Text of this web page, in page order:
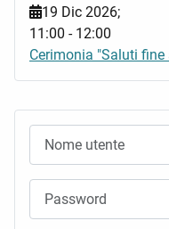
19 Dic 2026;
11:00 - 12:00
Cerimonia "Saluti fine